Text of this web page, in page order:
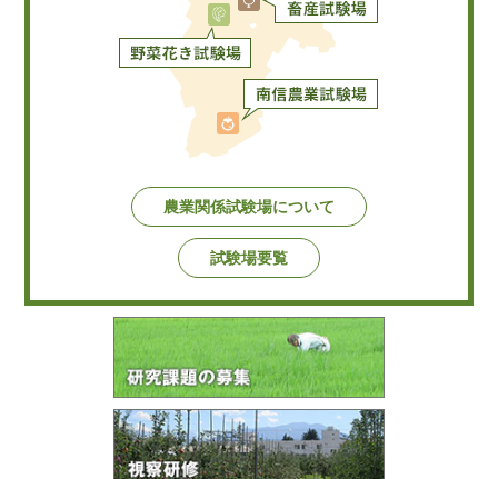
農業関係試験場について
試験場要覧